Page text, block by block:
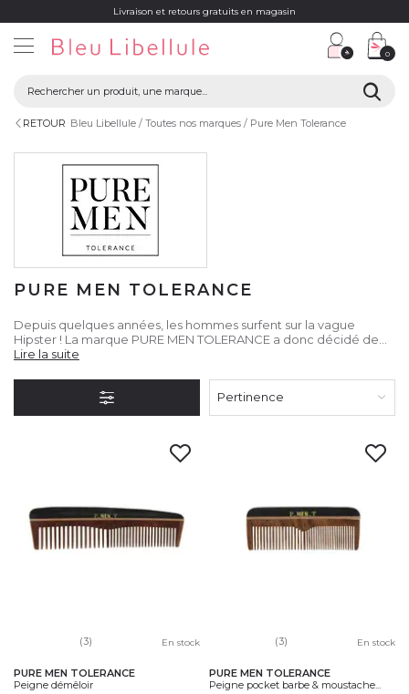
Livraison et retours gratuits en magasin
0
RETOUR Bleu Libellule Toutes nos marques Pure Men Tolerance
PURE MEN TOLERANCE
Depuis quelques années, les hommes surfent sur la vague
Hipster ! La marque PURE MEN TOLERANCE a donc décidé de
développer des produits d’entretien pour la barbe ainsi que des
Lire la suite
Pertinence
(3) En stock
PURE MEN TOLERANCE
Peigne démêloir
(3) En stock
PURE MEN TOLERANCE
Peigne pocket barbe & moustache...